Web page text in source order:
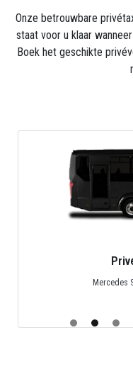
Onze betrouwbare
staat voor u klaar
Boek het geschikte
Mercedes